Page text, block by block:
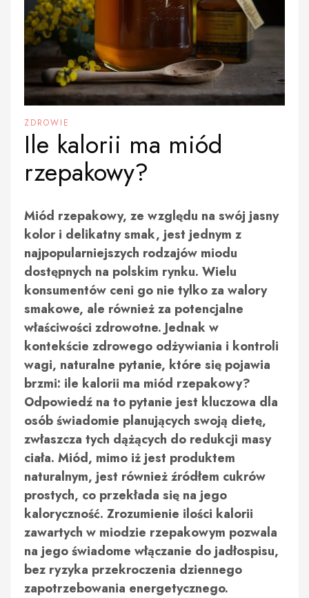
ZDROWIE
Ile kalorii ma miód
rzepakowy?
Miód rzepakowy, ze względu na swój jasny
kolor i delikatny smak, jest jednym z
najpopularniejszych rodzajów miodu
dostępnych na polskim rynku. Wielu
konsumentów ceni go nie tylko za walory
smakowe, ale również za potencjalne
właściwości zdrowotne. Jednak w
kontekście zdrowego odżywiania i kontroli
wagi, naturalne pytanie, które się pojawia
brzmi: ile kalorii ma miód rzepakowy?
Odpowiedź na to pytanie jest kluczowa dla
osób świadomie planujących swoją dietę,
zwłaszcza tych dążących do redukcji masy
ciała. Miód, mimo iż jest produktem
naturalnym, jest również źródłem cukrów
prostych, co przekłada się na jego
kaloryczność. Zrozumienie ilości kalorii
zawartych w miodzie rzepakowym pozwala
na jego świadome włączanie do jadłospisu,
bez ryzyka przekroczenia dziennego
zapotrzebowania energetycznego.